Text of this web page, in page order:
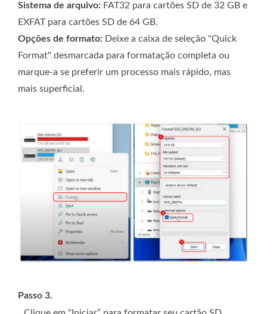
Sistema de arquivo: FAT32 para cartões SD de 32 GB e
EXFAT para cartões SD de 64 GB.
Opções de formato: Deixe a caixa de seleção "Quick
Format" desmarcada para formatação completa ou
marque-a se preferir um processo mais rápido, mas
mais superficial.
Passo 3.